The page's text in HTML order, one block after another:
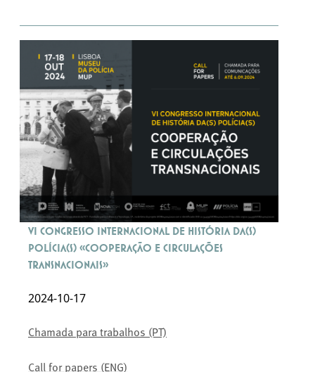
VI Congresso Internacional de História da(s)
Polícia(s) «Cooperação e circulações
transnacionais»
2024-10-17
Chamada para trabalhos (PT)
Call for papers (ENG)